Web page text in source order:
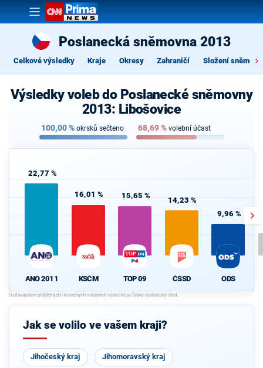
Poslanecká sněmovna 2013
Celkové výsledky Kraje Okresy Zahraničí Složení
Výsledky voleb do Poslanecké sněmovny
2013: Libošovice
100,00% okrsků sečteno 68,69% volební účast
22,77 %
ANO 2011
16,01 %
KSČM
15,65 %
TOP 09
14,23 %
ČSSD
9,96 %
ODS
Jak se volilo ve vašem kraji?
Jihočeský kraj Jihomoravský kraj